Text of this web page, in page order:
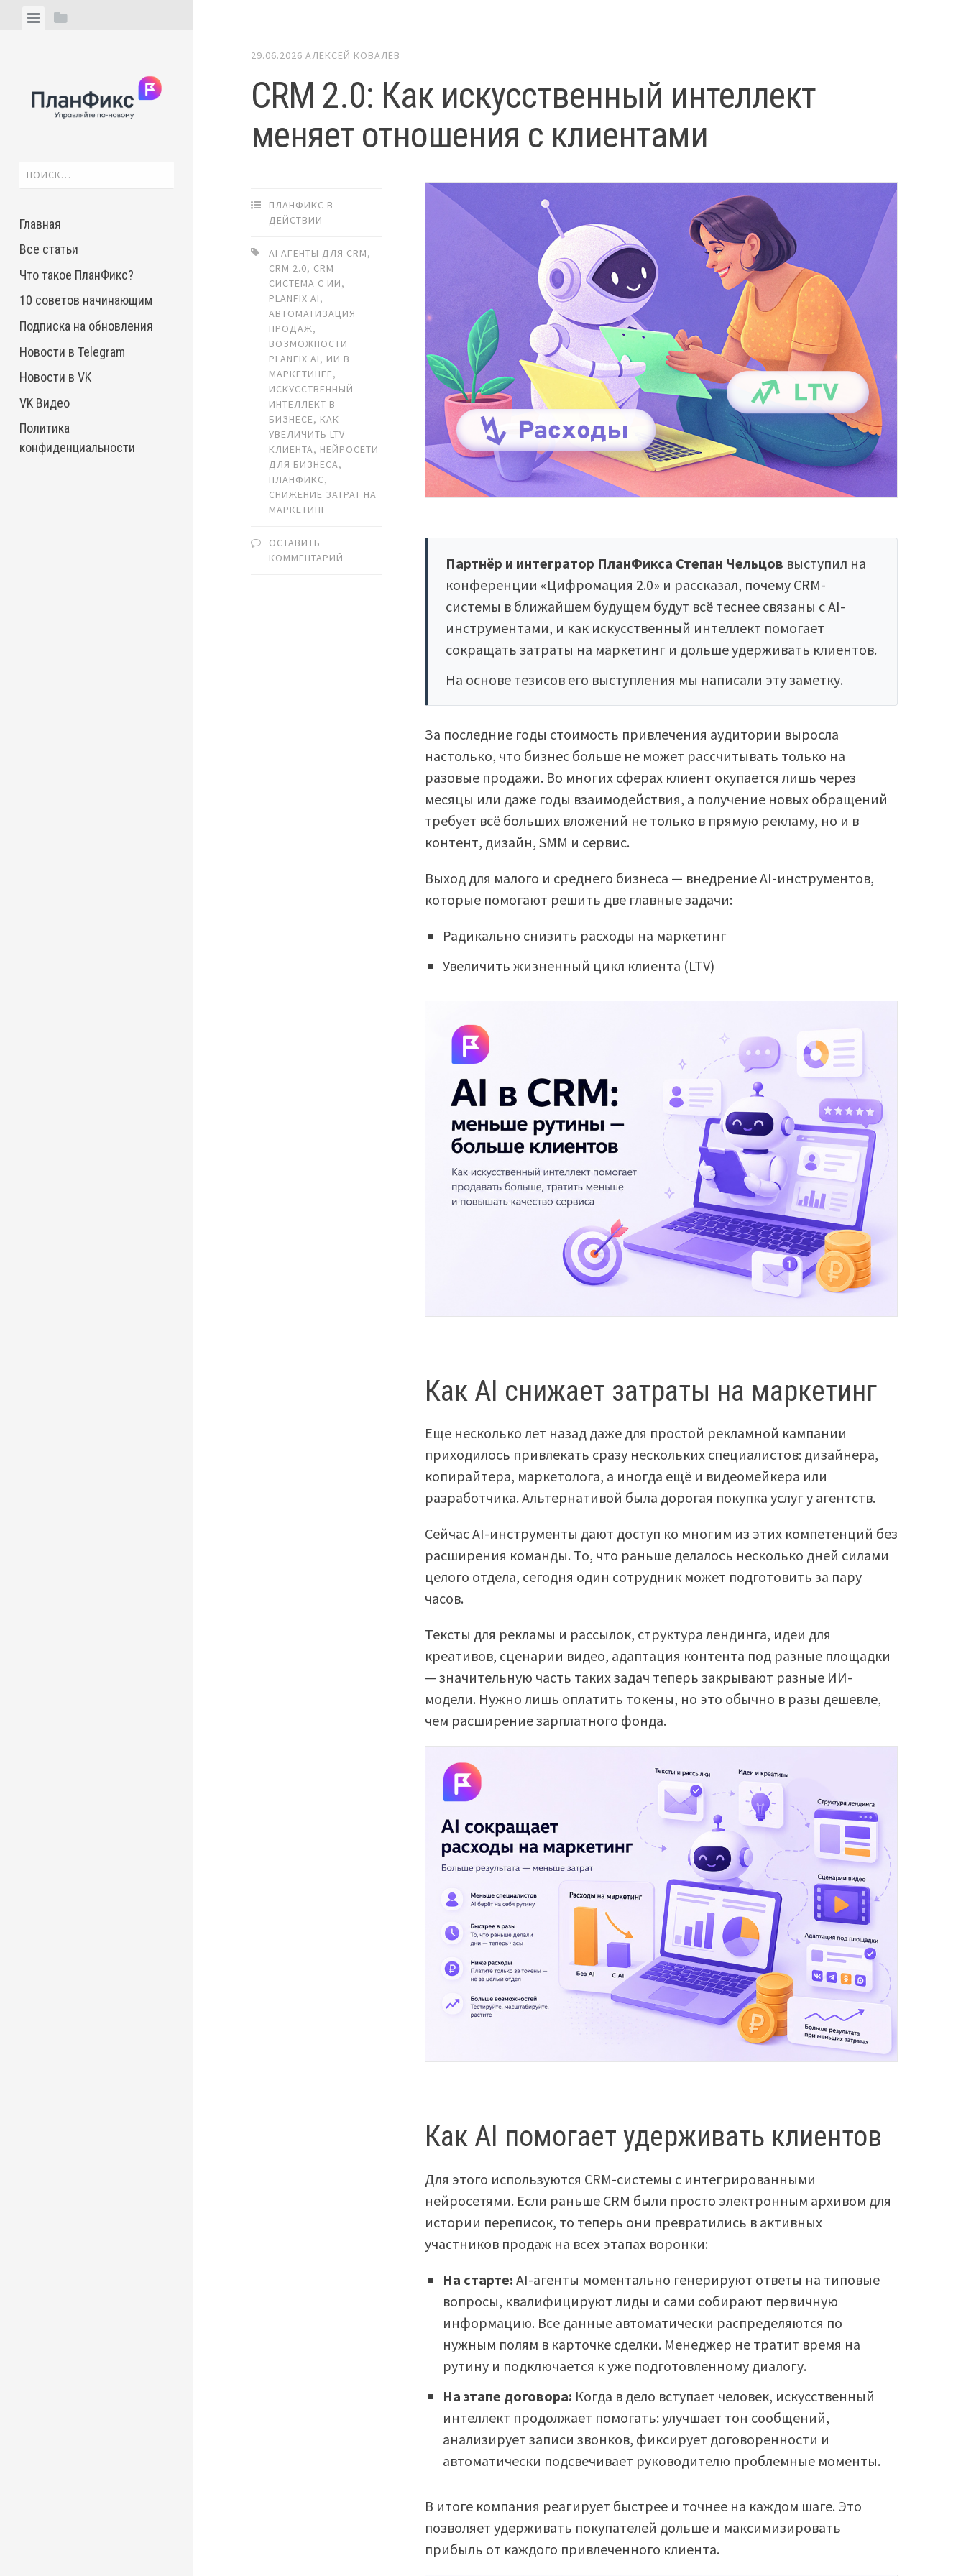
ViewView
Найти:
Главная
Все статьи
Что такое ПланФикс?
10 советов начинающим
Подписка на обновления
Новости в Telegram
Новости в VK
VK Видео
Политика
конфиденциальности
29.06.2026 АЛЕКСЕЙ КОВАЛЁВ
CRM 2.0: Как искусственный интеллект
меняет отношения с клиентами
ПЛАНФИКС В
ДЕЙСТВИИ
AI АГЕНТЫ ДЛЯ CRM,
CRM 2.0, CRM
СИСТЕМА С ИИ,
PLANFIX AI,
АВТОМАТИЗАЦИЯ
ПРОДАЖ,
ВОЗМОЖНОСТИ
PLANFIX AI, ИИ В
МАРКЕТИНГЕ,
ИСКУССТВЕННЫЙ
ИНТЕЛЛЕКТ В
БИЗНЕСЕ, КАК
УВЕЛИЧИТЬ LTV
КЛИЕНТА, НЕЙРОСЕТИ
ДЛЯ БИЗНЕСА,
ПЛАНФИКС,
СНИЖЕНИЕ ЗАТРАТ НА
МАРКЕТИНГ
ОСТАВИТЬ
КОММЕНТАРИЙ
Партнёр и интегратор ПланФикса Степан Чельцов выступил на
конференции «Цифромация 2.0» и рассказал, почему CRM-
системы в ближайшем будущем будут всё теснее связаны с AI-
инструментами, и как искусственный интеллект помогает
сокращать затраты на маркетинг и дольше удерживать клиентов.
На основе тезисов его выступления мы написали эту заметку.
За последние годы стоимость привлечения аудитории выросла
настолько, что бизнес больше не может рассчитывать только на
разовые продажи. Во многих сферах клиент окупается лишь через
месяцы или даже годы взаимодействия, а получение новых обращений
требует всё больших вложений не только в прямую рекламу, но и в
контент, дизайн, SMM и сервис.
Выход для малого и среднего бизнеса — внедрение AI-инструментов,
которые помогают решить две главные задачи:
Радикально снизить расходы на маркетинг
Увеличить жизненный цикл клиента (LTV)
Как AI снижает затраты на маркетинг
Еще несколько лет назад даже для простой рекламной кампании
приходилось привлекать сразу нескольких специалистов: дизайнера,
копирайтера, маркетолога, а иногда ещё и видеомейкера или
разработчика. Альтернативой была дорогая покупка услуг у агентств.
Сейчас AI-инструменты дают доступ ко многим из этих компетенций без
расширения команды. То, что раньше делалось несколько дней силами
целого отдела, сегодня один сотрудник может подготовить за пару
часов.
Тексты для рекламы и рассылок, структура лендинга, идеи для
креативов, сценарии видео, адаптация контента под разные площадки
— значительную часть таких задач теперь закрывают разные ИИ-
модели. Нужно лишь оплатить токены, но это обычно в разы дешевле,
чем расширение зарплатного фонда.
Как AI помогает удерживать клиентов
Для этого используются CRM-системы с интегрированными
нейросетями. Если раньше CRM были просто электронным архивом для
истории переписок, то теперь они превратились в активных
участников продаж на всех этапах воронки:
На старте: AI-агенты моментально генерируют ответы на типовые
вопросы, квалифицируют лиды и сами собирают первичную
информацию. Все данные автоматически распределяются по
нужным полям в карточке сделки. Менеджер не тратит время на
рутину и подключается к уже подготовленному диалогу.
На этапе договора: Когда в дело вступает человек, искусственный
интеллект продолжает помогать: улучшает тон сообщений,
анализирует записи звонков, фиксирует договоренности и
автоматически подсвечивает руководителю проблемные моменты.
В итоге компания реагирует быстрее и точнее на каждом шаге. Это
позволяет удерживать покупателей дольше и максимизировать
прибыль от каждого привлеченного клиента.